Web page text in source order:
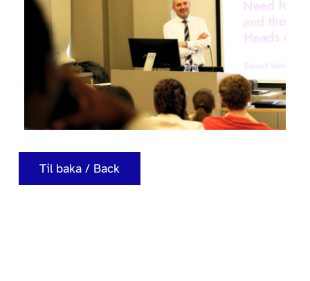
Til baka / Back